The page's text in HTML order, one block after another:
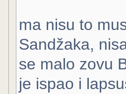
ma nisu to
Sandžaka,
se malo zovu
je ispao i